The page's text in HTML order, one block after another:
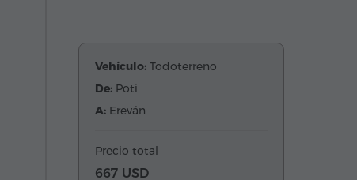
Vehículo: Todoterreno
De: Poti
A: Ereván
Precio total
667 USD